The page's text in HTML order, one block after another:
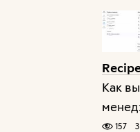
Как
157